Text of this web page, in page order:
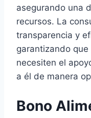
asegurando una
recursos. La
transparencia y
garantizando
necesiten el
a él de manera
Bono